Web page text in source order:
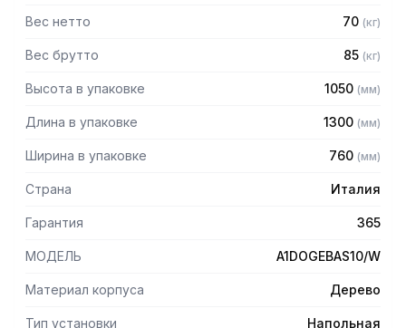
Вес нетто 70 (кг)
Вес брутто 85 (кг)
Высота в упаковке 1050 (мм)
Длина в упаковке 1300 (мм)
Ширина в упаковке 760 (мм)
Страна Италия
Гарантия 365
МОДЕЛЬ A1DOGEBAS10/W
Материал корпуса Дерево
Тип установки Напольная